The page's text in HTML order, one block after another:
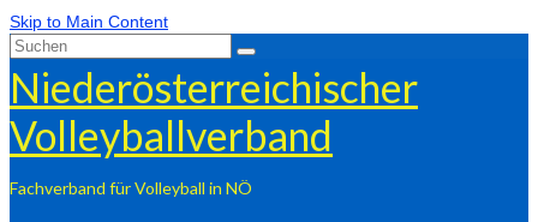
Skip to Main Content
Suchen
nach:
Niederösterreichischer
Volleyballverband
Fachverband für Volleyball in NÖ